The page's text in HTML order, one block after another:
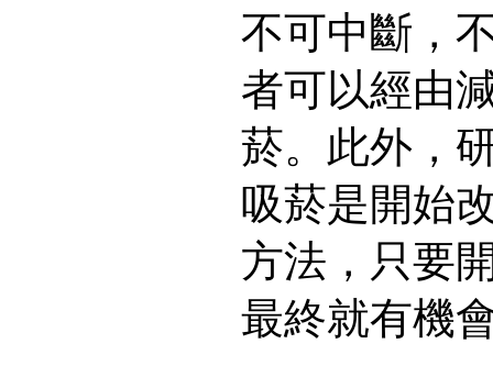
不可中斷，
者可以經由
菸。此外，
吸菸是開始
方法，只要
最終就有機